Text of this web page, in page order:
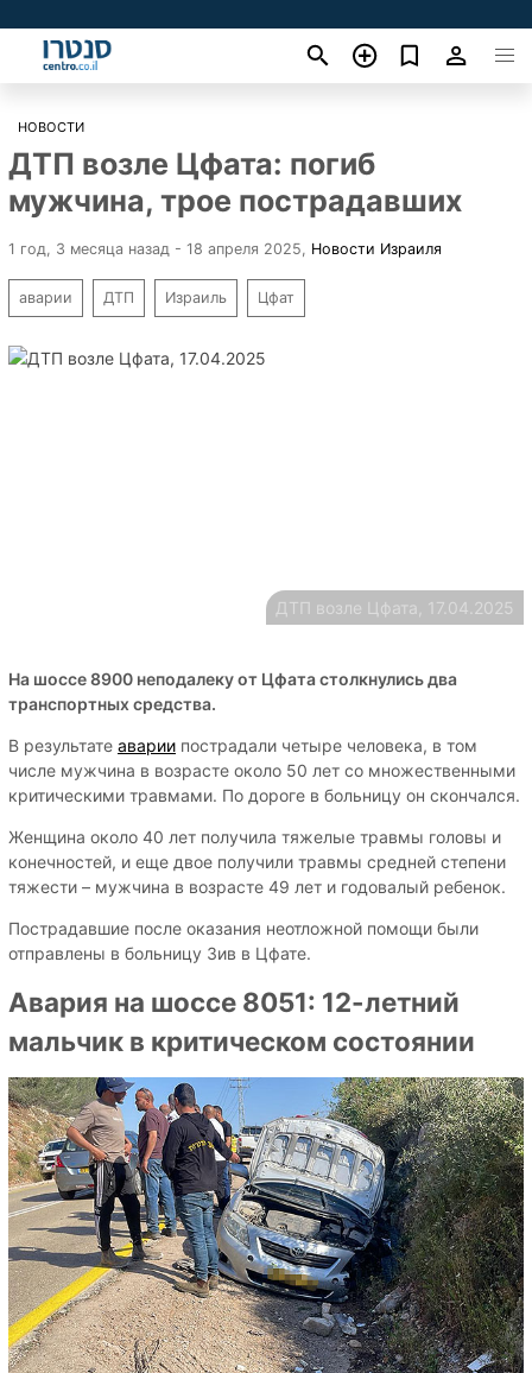
НОВОСТИ
ДТП возле Цфата: погиб
мужчина, трое пострадавших
1 год, 3 месяца назад - 18 апреля 2025 Новости Израиля
аварии ДТП Израиль Цфат
ДТП возле Цфата, 17.04.2025
На шоссе 8900 неподалеку от Цфата столкнулись два
транспортных средства.
В результате аварии пострадали четыре человека, в том
числе мужчина в возрасте около 50 лет со множественными
критическими травмами. По дороге в больницу он скончался.
Женщина около 40 лет получила тяжелые травмы головы и
конечностей, и еще двое получили травмы средней степени
тяжести – мужчина в возрасте 49 лет и годовалый ребенок.
Пострадавшие после оказания неотложной помощи были
отправлены в больницу Зив в Цфате.
Авария на шоссе 8051: 12-летний
мальчик в критическом состоянии